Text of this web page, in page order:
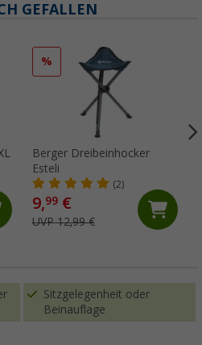
GEFALLEN
%
Berger Dreibeinhocker
Esteli
(2)
9,99€
UVP 12,99 €
Sitzgelegenheit oder
Beinauflage